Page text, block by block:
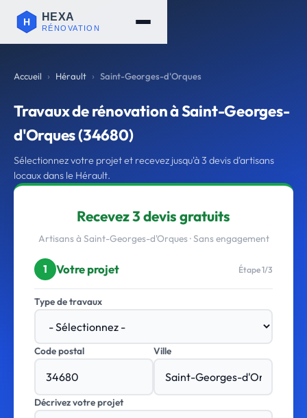
Accueil Hérault Saint-Georges-d'Orques
Travaux de rénovation à Saint-Georges-
d'Orques (34680)
Sélectionnez votre projet et recevez jusqu'à 3 devis d'artisans
locaux dans le Hérault.
Recevez 3 devis gratuits
Artisans à Saint-Georges-d'Orques · Sans engagement
1 Votre projet Étape 1/3
Type de travaux
Code postal Ville
Décrivez votre projet